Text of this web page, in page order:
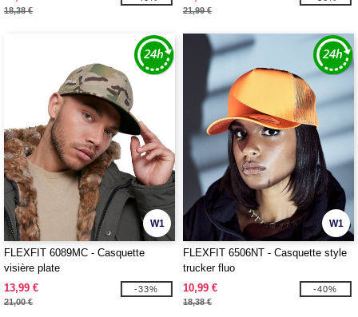
18,38 € 21,99 €
W1
FLEXFIT 6089MC - Casquette
visière plate
13,99 €
21,00 €
-33%
W1
FLEXFIT 6506NT - Casquette style
trucker fluo
10,99 €
18,38 €
-40%